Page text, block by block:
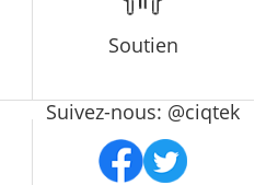
Soutien
Suivez-nous: @ciqtek